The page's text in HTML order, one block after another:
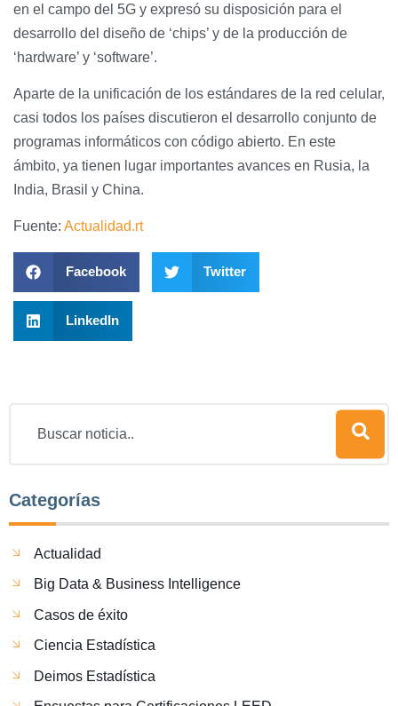
en el campo del 5G y expresó su disposición para el
desarrollo del diseño de ‘chips’ y de la producción de
‘hardware’ y ‘software’.
Aparte de la unificación de los estándares de la red celular,
casi todos los países discutieron el desarrollo conjunto de
programas informáticos con código abierto. En este
ámbito, ya tienen lugar importantes avances en Rusia, la
India, Brasil y China.
Fuente: Actualidad.rt
Facebook Twitter
LinkedIn
Categorías
Actualidad
Big Data & Business Intelligence
Casos de éxito
Ciencia Estadística
Deimos Estadística